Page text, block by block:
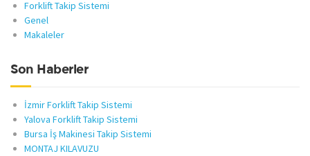
Forklift Takip Sistemi
Genel
Makaleler
Son Haberler
İzmir Forklift Takip Sistemi
Yalova Forklift Takip Sistemi
Bursa İş Makinesi Takip Sistemi
MONTAJ KILAVUZU